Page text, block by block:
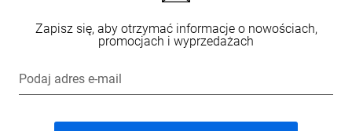
Zapisz się, aby otrzymać informacje o nowościach,
promocjach i wyprzedażach
Podaj adres e-mail